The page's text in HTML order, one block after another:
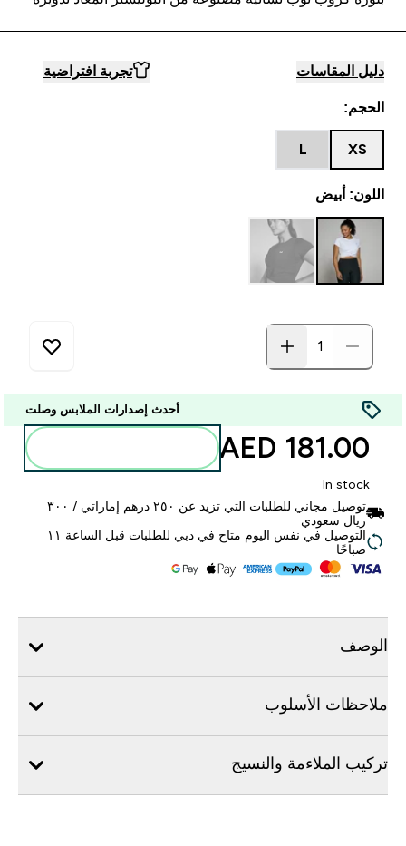
دليل المقاسات تجربة افتراضية
الحجم:
XS
L
اللون: أبيض
أحدث إصدارات الملابس وصلت
181.00 AED‎
In stock
توصيل مجاني للطلبات التي تزيد عن ٢٥٠ درهم إماراتي / ٣٠٠
ريال سعودي
التوصيل في نفس اليوم متاح في دبي للطلبات قبل الساعة ١١
صباحًا
الوصف
ملاحظات الأسلوب
تركيب الملاءمة والنسيج